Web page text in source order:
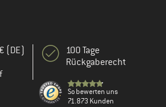
(DE)
100 Tage
Rückgaberecht
So bewerten uns
71.873 Kunden